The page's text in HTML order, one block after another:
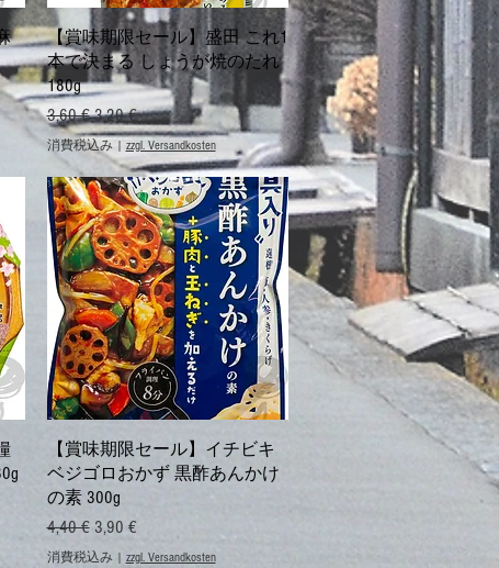
クイックビュー
【賞味期限セール】盛田 これ1
本で決まる しょうが焼のたれ
180g
通常価格
3,60 €セール価格
3,20 €
消費税込み| zzgl. Versandkosten
クイックビュー
【賞味期限セール】イチビキ
ベジゴロおかず 黒酢あんかけ
の素 300g
通常価格
4,40 € セール価格
3,90 €
消費税込み| zzgl. Versandkosten